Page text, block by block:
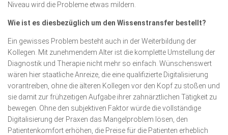
Niveau wird die Probleme etwas mildern.
Wie ist es diesbezüglich um den Wissenstransfer bestellt?
Ein gewisses Problem besteht auch in der Weiter­bildung der
Kollegen. Mit zunehmendem Alter ist die komplette Umstellung der
Diagnostik und Therapie nicht mehr so einfach. Wünschenswert
wären hier staatliche Anreize, die eine qualifizierte Digitalisierung
vorantreiben, ohne die älteren Kollegen vor den Kopf zu stoßen und
sie damit zur frühzeitigen Aufgabe ihrer zahnärztlichen Tätigkeit zu
bewegen. Ohne den subjek­tiven Faktor würde die vollständige
Digitalisierung der Praxen das Mangelproblem lösen, den
Patientenkomfort er­höhen, die Preise für die Patienten erheblich